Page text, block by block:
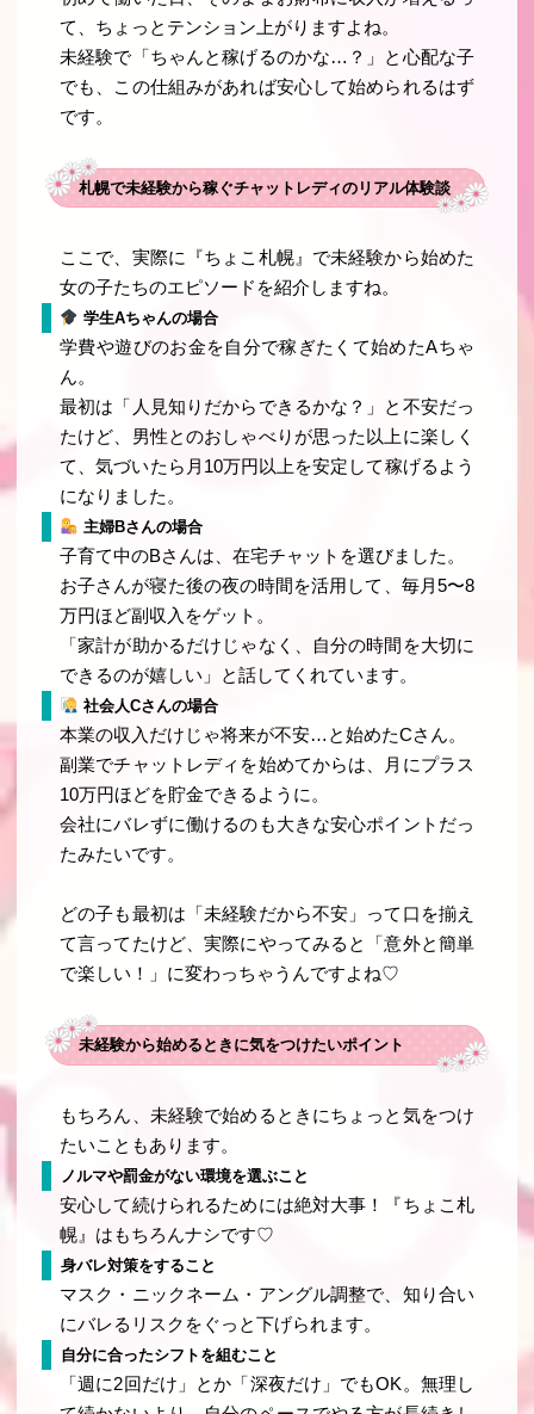
て、ちょっとテンション上がりますよね。
未経験で「ちゃんと稼げるのかな…？」と心配な子
でも、この仕組みがあれば安心して始められるはず
です。
札幌で未経験から稼ぐチャットレディのリアル体験談
ここで、実際に『ちょこ札幌』で未経験から始めた
女の子たちのエピソードを紹介しますね。
学生Aちゃんの場合
学費や遊びのお金を自分で稼ぎたくて始めたAちゃ
ん。
最初は「人見知りだからできるかな？」と不安だっ
たけど、男性とのおしゃべりが思った以上に楽しく
て、気づいたら月10万円以上を安定して稼げるよう
になりました。
主婦Bさんの場合
子育て中のBさんは、在宅チャットを選びました。
お子さんが寝た後の夜の時間を活用して、毎月5〜8
万円ほど副収入をゲット。
「家計が助かるだけじゃなく、自分の時間を大切に
できるのが嬉しい」と話してくれています。
社会人Cさんの場合
本業の収入だけじゃ将来が不安…と始めたCさん。
副業でチャットレディを始めてからは、月にプラス
10万円ほどを貯金できるように。
会社にバレずに働けるのも大きな安心ポイントだっ
たみたいです。
どの子も最初は「未経験だから不安」って口を揃え
て言ってたけど、実際にやってみると「意外と簡単
で楽しい！」に変わっちゃうんですよね♡
未経験から始めるときに気をつけたいポイント
もちろん、未経験で始めるときにちょっと気をつけ
たいこともあります。
ノルマや罰金がない環境を選ぶこと
安心して続けられるためには絶対大事！『ちょこ札
幌』はもちろんナシです♡
身バレ対策をすること
マスク・ニックネーム・アングル調整で、知り合い
にバレるリスクをぐっと下げられます。
自分に合ったシフトを組むこと
「週に2回だけ」とか「深夜だけ」でもOK。無理し